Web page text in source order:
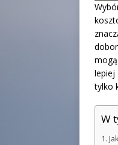
lepiej
tylko
W